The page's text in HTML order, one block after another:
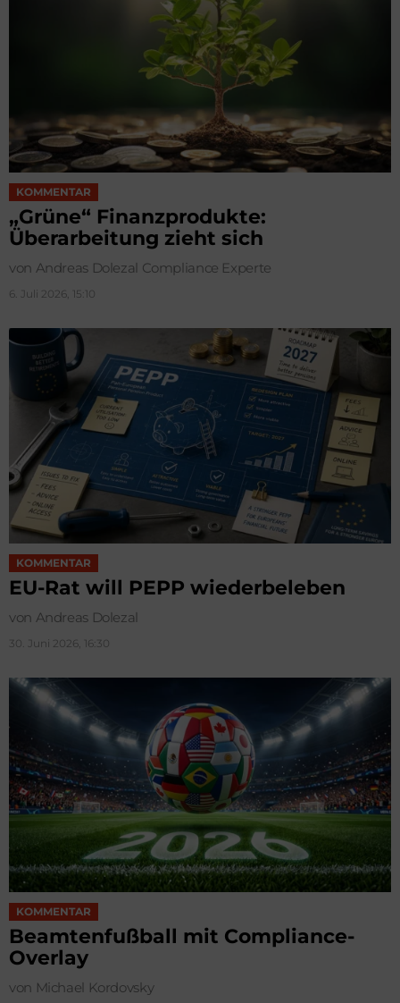
KOMMENTAR
„Grüne“ Finanzprodukte:
Überarbeitung zieht sich
von Andreas Dolezal Compliance Experte
6. Juli 2026, 15:10
KOMMENTAR
EU-Rat will PEPP wiederbeleben
von Andreas Dolezal
30. Juni 2026, 16:30
KOMMENTAR
Beamtenfußball mit Compliance-
Overlay
von Michael Kordovsky